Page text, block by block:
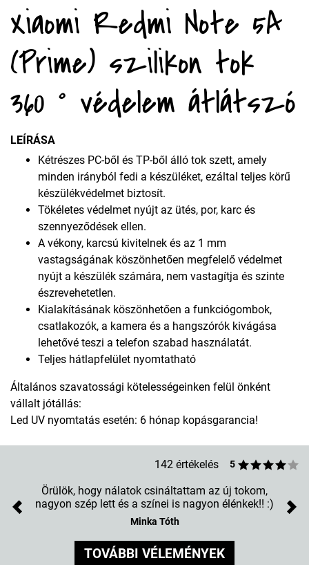
Xiaomi Redmi Note 5A
(Prime) szilikon tok
360 ° védelem átlátszó
LEÍRÁSA
Kétrészes PC-ből és TP-ből álló tok szett, amely
minden irányból fedi a készüléket, ezáltal teljes körű
készülékvédelmet biztosít.
Tökéletes védelmet nyújt az ütés, por, karc és
szennyeződések ellen.
A vékony, karcsú kivitelnek és az 1 mm
vastagságának köszönhetően megfelelő védelmet
nyújt a készülék számára, nem vastagítja és szinte
észrevehetetlen.
Kialakításának köszönhetően a funkciógombok,
csatlakozók, a kamera és a hangszórók kivágása
lehetővé teszi a telefon szabad használatát.
Teljes hátlapfelület nyomtatható
Általános szavatossági kötelességeinken felül önként
vállalt jótállás:
Led UV nyomtatás esetén: 6 hónap kopásgarancia!
142 értékelés 5
Örülök, hogy nálatok csináltattam az új tokom,
nagyon szép lett és a színei is nagyon élénkek!! :)
Minka Tóth
Previous
TOVÁBBI VÉLEMÉNYEK